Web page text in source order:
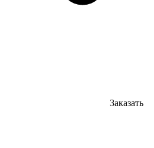
Заказать